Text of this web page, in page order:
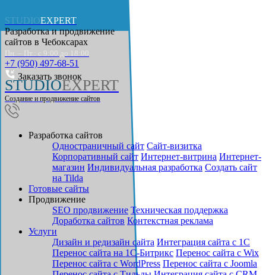
STUDIOEXPERT
Разработка и продвижение
сайтов в Чебоксарах
Пн. – Пт.: с 9:00 до 18:00
+7 (950) 497-68-51
Заказать звонок
STUDIOEXPERT
Создание и продвижение сайтов
Разработка сайтов
Одностраничный сайт Cайт-визитка
Корпоративный сайт Интернет-витрина Интернет-
магазин Индивидуальная разработка Создать сайт
на Tilda
Готовые сайты
Продвижение
SEO продвижение Техническая поддержка
Доработка сайтов Контекстная реклама
Услуги
Дизайн и редизайн сайта Интеграция сайта с 1С
Перенос сайта на 1С-Битрикс Перенос сайта с Wix
Перенос сайта с WordPress Перенос сайта с Joomla